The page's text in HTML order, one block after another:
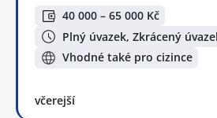
40 000 – 65 000 Kč
Plný úvazek, Zkrácený
Vhodné také pro cizince
včerejší